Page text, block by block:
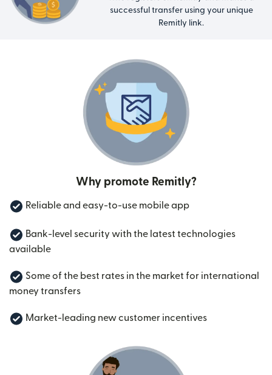
successful transfer using your unique
Remitly link.
Why promote Remitly?
Reliable and easy-to-use mobile app
Bank-level security with the latest technologies
available
Some of the best rates in the market for international
money transfers
Market-leading new customer incentives